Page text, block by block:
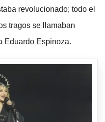
revolucionado; todo el
tragos se llamaban
Eduardo Espinoza.